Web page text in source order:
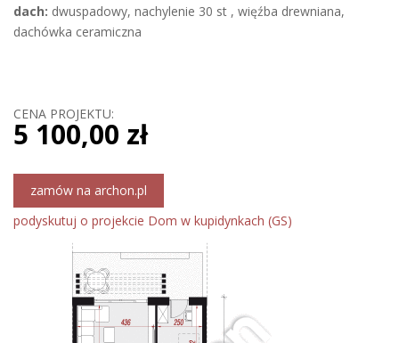
dach: dwuspadowy, nachylenie 30 st , więźba drewniana,
dachówka ceramiczna
CENA PROJEKTU:
5 100,00 zł
zamów na archon.pl
podyskutuj o projekcie Dom w kupidynkach (GS)